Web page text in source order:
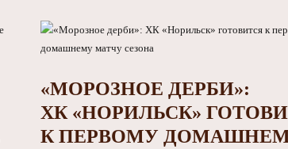
«МОРОЗНОЕ ДЕРБИ»:
ХК «НОРИЛЬСК»
К ПЕРВОМУ